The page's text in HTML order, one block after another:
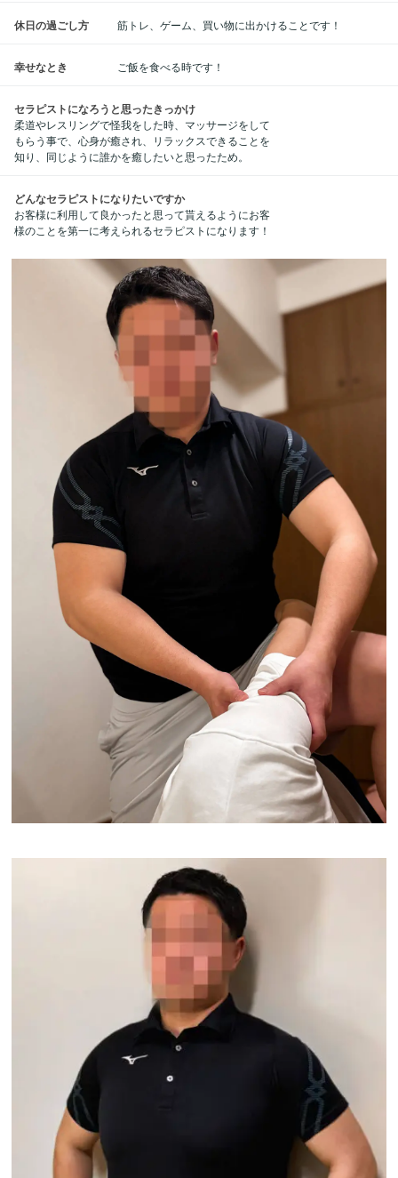
休日の過ごし方 筋トレ、ゲーム、買い物に出かけることです！
幸せなとき ご飯を食べる時です！
セラピストになろうと思ったきっかけ
柔道やレスリングで怪我をした時、マッサージをして
もらう事で、心身が癒され、リラックスできることを
知り、同じように誰かを癒したいと思ったため。
どんなセラピストになりたいですか
お客様に利用して良かったと思って貰えるようにお客
様のことを第一に考えられるセラピストになります！